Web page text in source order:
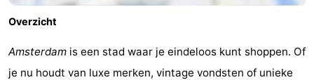
Overzicht
Amsterdam is een stad waar je eindeloos kunt shoppen. Of
je nu houdt van luxe merken, vintage vondsten of unieke